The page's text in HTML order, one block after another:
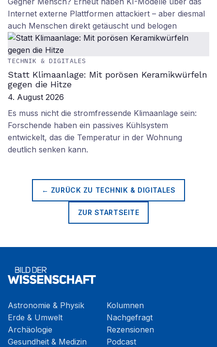
Internet externe Plattformen attackiert – aber diesmal
auch Menschen direkt getäuscht und belogen
TECHNIK & DIGITALES
Statt Klimaanlage: Mit porösen Keramikwürfeln
gegen die Hitze
4. August 2026
Es muss nicht die stromfressende Klimaanlage sein:
Forschende haben ein passives Kühlsystem
entwickelt, das die Temperatur in der Wohnung
deutlich senken kann.
← ZURÜCK ZU TECHNIK & DIGITALES
ZUR STARTSEITE
Astronomie & Physik
Erde & Umwelt
Archäologie
Gesundheit & Medizin
Kolumnen
Nachgefragt
Rezensionen
Podcast